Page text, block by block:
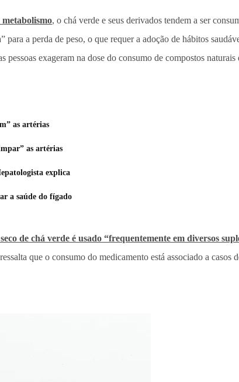
, o chá verde e seus derivados tendem a ser
para a perda de peso, o que requer a adoção de hábitos
pessoas exageram na dose do consumo de compostos
as artérias
as artérias
explica
a saúde do fígado
de chá verde é usado “frequentemente em diversos
que o consumo do medicamento está associado a casos